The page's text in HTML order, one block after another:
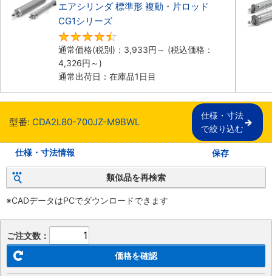
エアシリンダ 標準形 複動・片ロッド
CG1シリーズ
通常価格(税別)： 3,933円 ～ (税込価格：
4,326円 ～)
通常出荷日：在庫品1日目
型番: CDA2L80-700JZ-M9BWL
仕様・寸法
で絞り込む
仕様・寸法情報 保存
類似品を再検索
※CADデータはPCでダウンロードできます
ご注文数：
価格を確認